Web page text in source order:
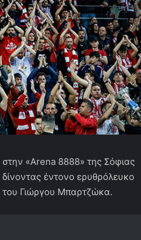
«Arena 8888» της Σόφιας
έντονο ερυθρόλευκο
του Γιώργου Μπαρτζώκα.